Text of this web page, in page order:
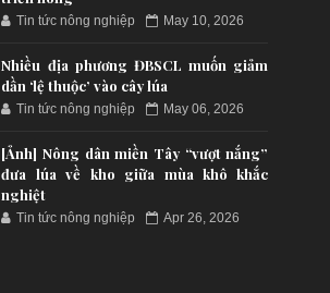
Tin tức nông nghiệp May 10, 2026
Nhiều địa phương ĐBSCL muốn giảm
dần ‘lệ thuộc’ vào cây lúa
Tin tức nông nghiệp May 06, 2026
[Ảnh] Nông dân miền Tây “vượt nắng”
đưa lúa về kho giữa mùa khô khắc
nghiệt
Tin tức nông nghiệp Apr 26, 2026